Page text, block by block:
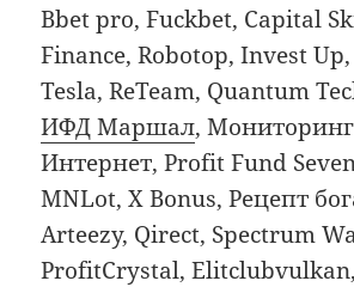
Bbet pro, Fuckbet, Capital
Finance, Robotop, Invest
Tesla, ReTeam, Quantum
ИФД Маршал,
Интернет, Profit Fund
MNLot, X Bonus, Рецепт
Arteezy, Qirect, Spectrum
ProfitCrystal, Elitclubvulkan,